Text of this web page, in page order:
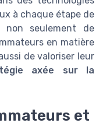
à chaque étape de
non seulement de
en matière
de valoriser leur
axée sur la
et